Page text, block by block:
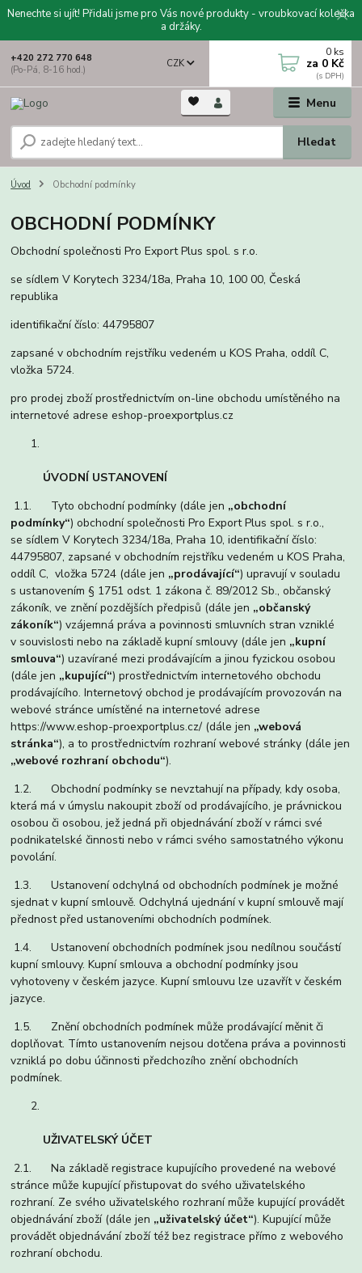
Nenechte si ujít! Přidali jsme pro Vás nové produkty - vroubkovací kolečka
a držáky.
Menu
CZK
Hledat
+420 272 770 648
(Po-Pá, 8-16 hod.)
0 ks
za 0 Kč
Úvod Obchodní podmínky
OBCHODNÍ PODMÍNKY
Obchodní společnosti Pro Export Plus spol. s r.o.
se sídlem V Korytech 3234/18a, Praha 10, 100 00, Česká
republika
identifikační číslo: 44795807
zapsané v obchodním rejstříku vedeném u KOS Praha, oddíl C,
vložka 5724.
pro prodej zboží prostřednictvím on-line obchodu umístěného na
internetové adrese eshop-proexportplus.cz
ÚVODNÍ USTANOVENÍ
1.1. Tyto obchodní podmínky (dále jen „obchodní
podmínky“) obchodní společnosti Pro Export Plus spol. s r.o.,
se sídlem V Korytech 3234/18a, Praha 10, identifikační číslo:
44795807, zapsané v obchodním rejstříku vedeném u KOS Praha,
oddíl C, vložka 5724 (dále jen „prodávající“) upravují v souladu
s ustanovením § 1751 odst. 1 zákona č. 89/2012 Sb., občanský
zákoník, ve znění pozdějších předpisů (dále jen „občanský
zákoník“) vzájemná práva a povinnosti smluvních stran vzniklé
v souvislosti nebo na základě kupní smlouvy (dále jen „kupní
smlouva“) uzavírané mezi prodávajícím a jinou fyzickou osobou
(dále jen „kupující“) prostřednictvím internetového obchodu
prodávajícího. Internetový obchod je prodávajícím provozován na
webové stránce umístěné na internetové adrese
https://www.eshop-proexportplus.cz/ (dále jen „webová
stránka“), a to prostřednictvím rozhraní webové stránky (dále jen
„webové rozhraní obchodu“).
1.2. Obchodní podmínky se nevztahují na případy, kdy osoba,
která má v úmyslu nakoupit zboží od prodávajícího, je právnickou
osobou či osobou, jež jedná při objednávání zboží v rámci své
podnikatelské činnosti nebo v rámci svého samostatného výkonu
povolání.
1.3. Ustanovení odchylná od obchodních podmínek je možné
sjednat v kupní smlouvě. Odchylná ujednání v kupní smlouvě mají
přednost před ustanoveními obchodních podmínek.
1.4. Ustanovení obchodních podmínek jsou nedílnou součástí
kupní smlouvy. Kupní smlouva a obchodní podmínky jsou
vyhotoveny v českém jazyce. Kupní smlouvu lze uzavřít v českém
jazyce.
1.5. Znění obchodních podmínek může prodávající měnit či
doplňovat. Tímto ustanovením nejsou dotčena práva a povinnosti
vzniklá po dobu účinnosti předchozího znění obchodních
podmínek.
UŽIVATELSKÝ ÚČET
2.1. Na základě registrace kupujícího provedené na webové
stránce může kupující přistupovat do svého uživatelského
rozhraní. Ze svého uživatelského rozhraní může kupující provádět
objednávání zboží (dále jen „uživatelský účet“). Kupující může
provádět objednávání zboží též bez registrace přímo z webového
rozhraní obchodu.